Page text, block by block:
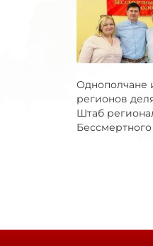
Однополчане
регионов
Штаб